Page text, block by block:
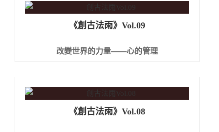
《創古法雨》Vol.09
改變世界的力量——心的管理
《創古法雨》Vol.08